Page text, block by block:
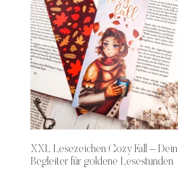
XXL Lesezeichen Cozy Fall – Dein
Begleiter für goldene Lesestunden